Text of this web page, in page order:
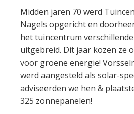
Midden jaren 70 werd
Nagels opgericht en
het tuincentrum
uitgebreid. Dit jaar kozen ze
voor groene energie!
werd aangesteld als solar-
adviseerden we hen &
325 zonnepanelen!